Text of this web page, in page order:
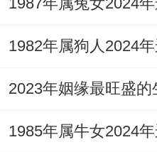
方，此年犯太岁者，
岁，生肖鼠冲太岁，
值太岁亦刑太岁，已